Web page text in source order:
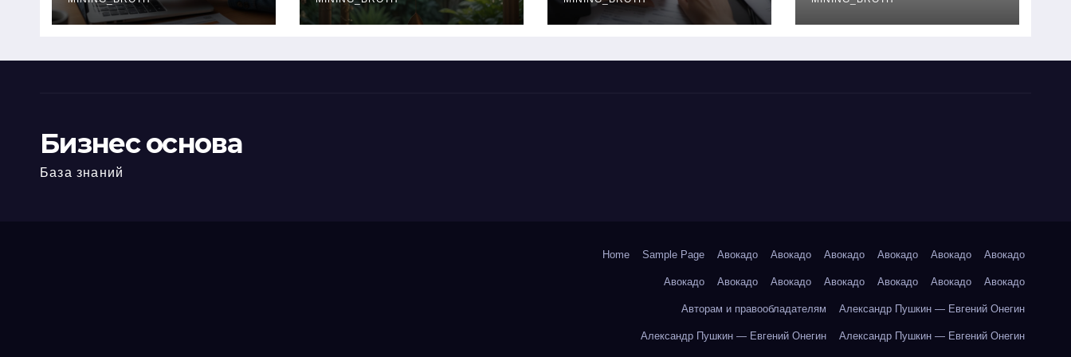
офис: порядок,
требования и
колокольчиков
ставки и
требования к
руководство
Бизнес основа
База знаний
Home Sample Page Авокадо Авокадо Авокадо Авокадо Авокадо Авокадо
Авокадо Авокадо Авокадо Авокадо Авокадо Авокадо Авокадо
Авторам и правообладателям Александр Пушкин — Евгений Онегин
Александр Пушкин — Евгений Онегин Александр Пушкин — Евгений Онегин